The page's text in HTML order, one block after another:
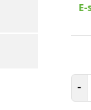
-
v
E-
-